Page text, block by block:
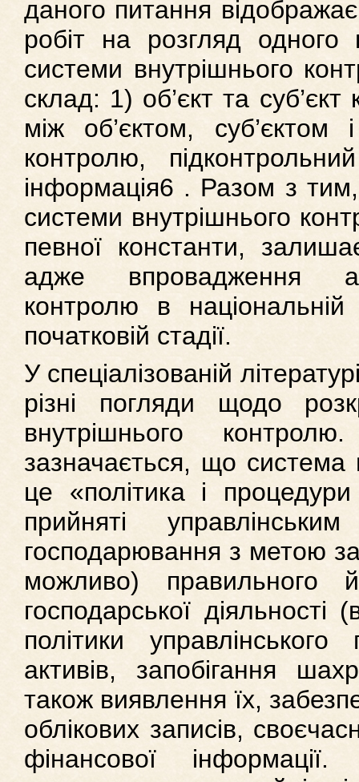
даного питання
робіт на розгляд
системи внутрішнього
склад: 1) об’єкт та
між об’єктом,
контролю,
інформація6 . Разом з
системи внутрішнього
певної константи,
адже впровадження
контролю в
початковій стадії.
У спеціалізованій
різні погляди щодо
внутрішнього
зазначається, що система
це «політика і
прийняті
господарювання з метою
можливо) правильного
господарської
політики
активів, запобігання
також виявлення їх,
облікових записів,
фінансової